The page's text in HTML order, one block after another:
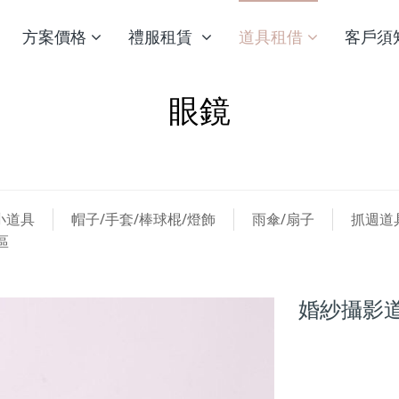
方案價格 禮服租賃 道具租借 客戶須
眼鏡
道具 帽子/手套/棒球棍/燈飾 雨傘/扇子
抓週道
婚紗攝影